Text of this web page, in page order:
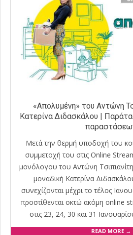
«Απολυμένη» του Αντώνη
Κατερίνα Διδασκάλου |
Μετά την θερμή υποδοχή του
συμμετοχή του στις Online
μονόλογου του Αντώνη
μοναδική Κατερίνα
συνεχίζονται μέχρι το τέλος
προστίθενται οκτώ ακόμη online
στις 23, 24, 30 και 31
READ MORE →